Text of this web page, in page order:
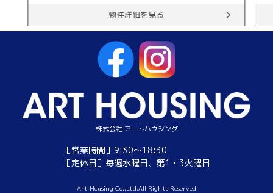
物件詳細を見る
株式会社 アートハウジング
［営業時間］9:30～18:30
［定休日］毎週水曜日、第1・3火曜日
Art Housing Co.,Ltd.All Rights Reserved